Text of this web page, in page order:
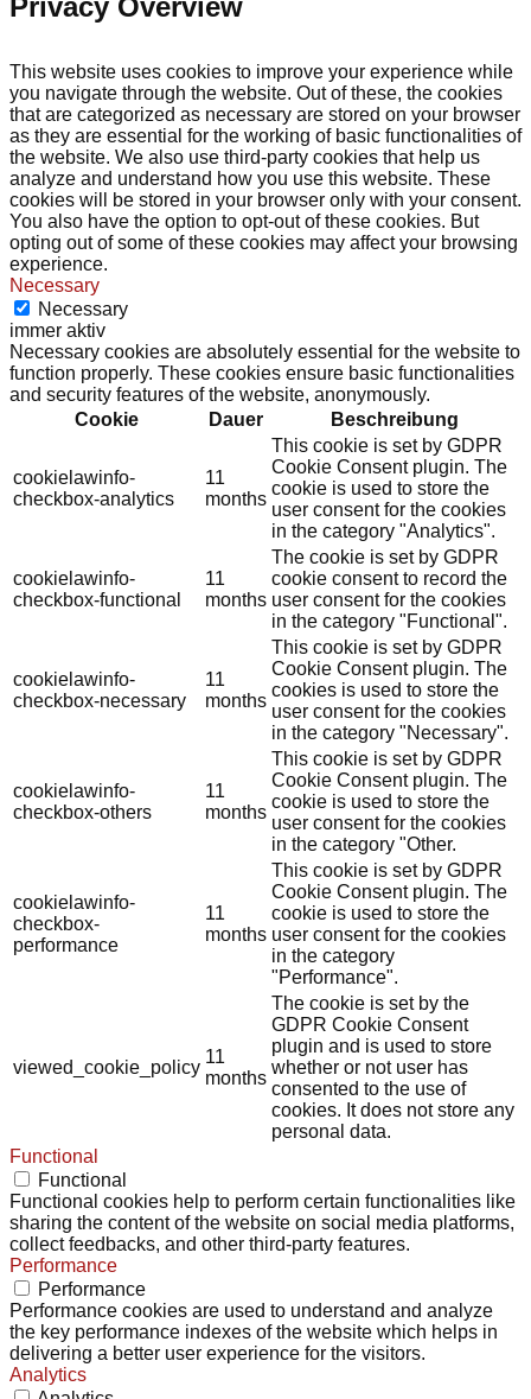
Privacy Overview
This website uses cookies to improve your experience while
you navigate through the website. Out of these, the cookies
that are categorized as necessary are stored on your browser
as they are essential for the working of basic functionalities of
the website. We also use third-party cookies that help us
analyze and understand how you use this website. These
cookies will be stored in your browser only with your consent.
You also have the option to opt-out of these cookies. But
opting out of some of these cookies may affect your browsing
experience.
Necessary
Necessary
immer aktiv
Necessary cookies are absolutely essential for the website to
function properly. These cookies ensure basic functionalities
and security features of the website, anonymously.
Cookie
Dauer Beschreibung
cookielawinfo-
checkbox-analytics
11
months
This cookie is set by GDPR
Cookie Consent plugin. The
cookie is used to store the
user consent for the cookies
in the category "Analytics".
cookielawinfo-
checkbox-functional
11
months
The cookie is set by GDPR
cookie consent to record the
user consent for the cookies
in the category "Functional".
cookielawinfo-
checkbox-necessary
11
months
This cookie is set by GDPR
Cookie Consent plugin. The
cookies is used to store the
user consent for the cookies
in the category "Necessary".
cookielawinfo-
checkbox-others
11
months
This cookie is set by GDPR
Cookie Consent plugin. The
cookie is used to store the
user consent for the cookies
in the category "Other.
cookielawinfo-
checkbox-
performance
11
months
This cookie is set by GDPR
Cookie Consent plugin. The
cookie is used to store the
user consent for the cookies
in the category
"Performance".
viewed_cookie_policy
11
months
The cookie is set by the
GDPR Cookie Consent
plugin and is used to store
whether or not user has
consented to the use of
cookies. It does not store any
personal data.
Functional
Functional
Functional cookies help to perform certain functionalities like
sharing the content of the website on social media platforms,
collect feedbacks, and other third-party features.
Performance
Performance
Performance cookies are used to understand and analyze
the key performance indexes of the website which helps in
delivering a better user experience for the visitors.
Analytics